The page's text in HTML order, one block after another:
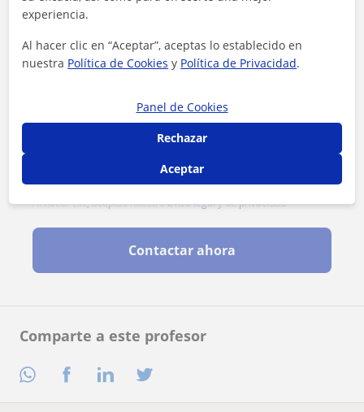
Comparte a este profesor
Al hacer clic, aceptas nuestroaviso legaly deprivacidad
Contactar ahora
experiencia.
Al hacer clic en “Aceptar”, aceptas lo establecido en
nuestra Política de Cookies y Política de Privacidad.
Panel de Cookies
Rechazar
Aceptar